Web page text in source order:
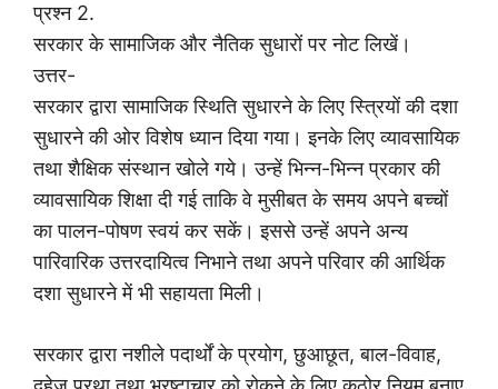
प्रश्न 2.
सरकार के सामाजिक और नैतिक सुधारों पर नोट लिखें।
उत्तर-
सरकार द्वारा सामाजिक स्थिति सुधारने के लिए स्त्रियों की दशा
सुधारने की ओर विशेष ध्यान दिया गया। इनके लिए व्यावसायिक
तथा शैक्षिक संस्थान खोले गये। उन्हें भिन्न-भिन्न प्रकार की
व्यावसायिक शिक्षा दी गई ताकि वे मुसीबत के समय अपने बच्चों
का पालन-पोषण स्वयं कर सकें। इससे उन्हें अपने अन्य
पारिवारिक उत्तरदायित्व निभाने तथा अपने परिवार की आर्थिक
दशा सुधारने में भी सहायता मिली।
सरकार द्वारा नशीले पदार्थों के प्रयोग, छुआछूत, बाल-विवाह,